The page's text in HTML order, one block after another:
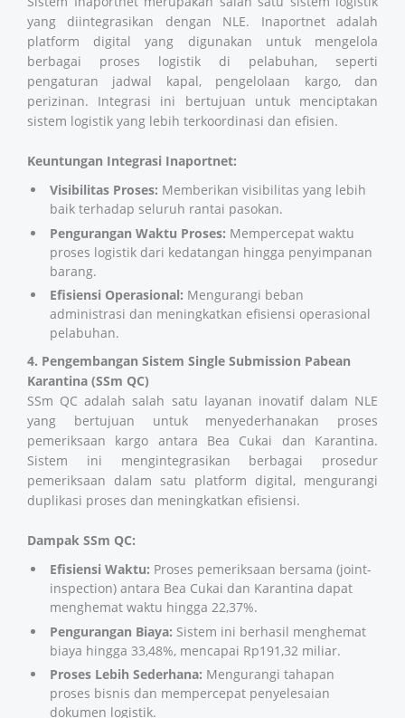
yang diintegrasikan dengan NLE. Inaportnet adalah
platform digital yang digunakan untuk mengelola
berbagai proses logistik di pelabuhan, seperti
pengaturan jadwal kapal, pengelolaan kargo, dan
perizinan. Integrasi ini bertujuan untuk menciptakan
sistem logistik yang lebih terkoordinasi dan efisien.
Keuntungan Integrasi Inaportnet:
Visibilitas Proses: Memberikan visibilitas yang lebih
baik terhadap seluruh rantai pasokan.
Pengurangan Waktu Proses: Mempercepat waktu
proses logistik dari kedatangan hingga penyimpanan
barang.
Efisiensi Operasional: Mengurangi beban
administrasi dan meningkatkan efisiensi operasional
pelabuhan.
4. Pengembangan Sistem Single Submission Pabean
Karantina (SSm QC)
SSm QC adalah salah satu layanan inovatif dalam NLE
yang bertujuan untuk menyederhanakan proses
pemeriksaan kargo antara Bea Cukai dan Karantina.
Sistem ini mengintegrasikan berbagai prosedur
pemeriksaan dalam satu platform digital, mengurangi
duplikasi proses dan meningkatkan efisiensi.
Dampak SSm QC:
Efisiensi Waktu: Proses pemeriksaan bersama (joint-
inspection) antara Bea Cukai dan Karantina dapat
menghemat waktu hingga 22,37%.
Pengurangan Biaya: Sistem ini berhasil menghemat
biaya hingga 33,48%, mencapai Rp191,32 miliar.
Proses Lebih Sederhana: Mengurangi tahapan
proses bisnis dan mempercepat penyelesaian
dokumen logistik.